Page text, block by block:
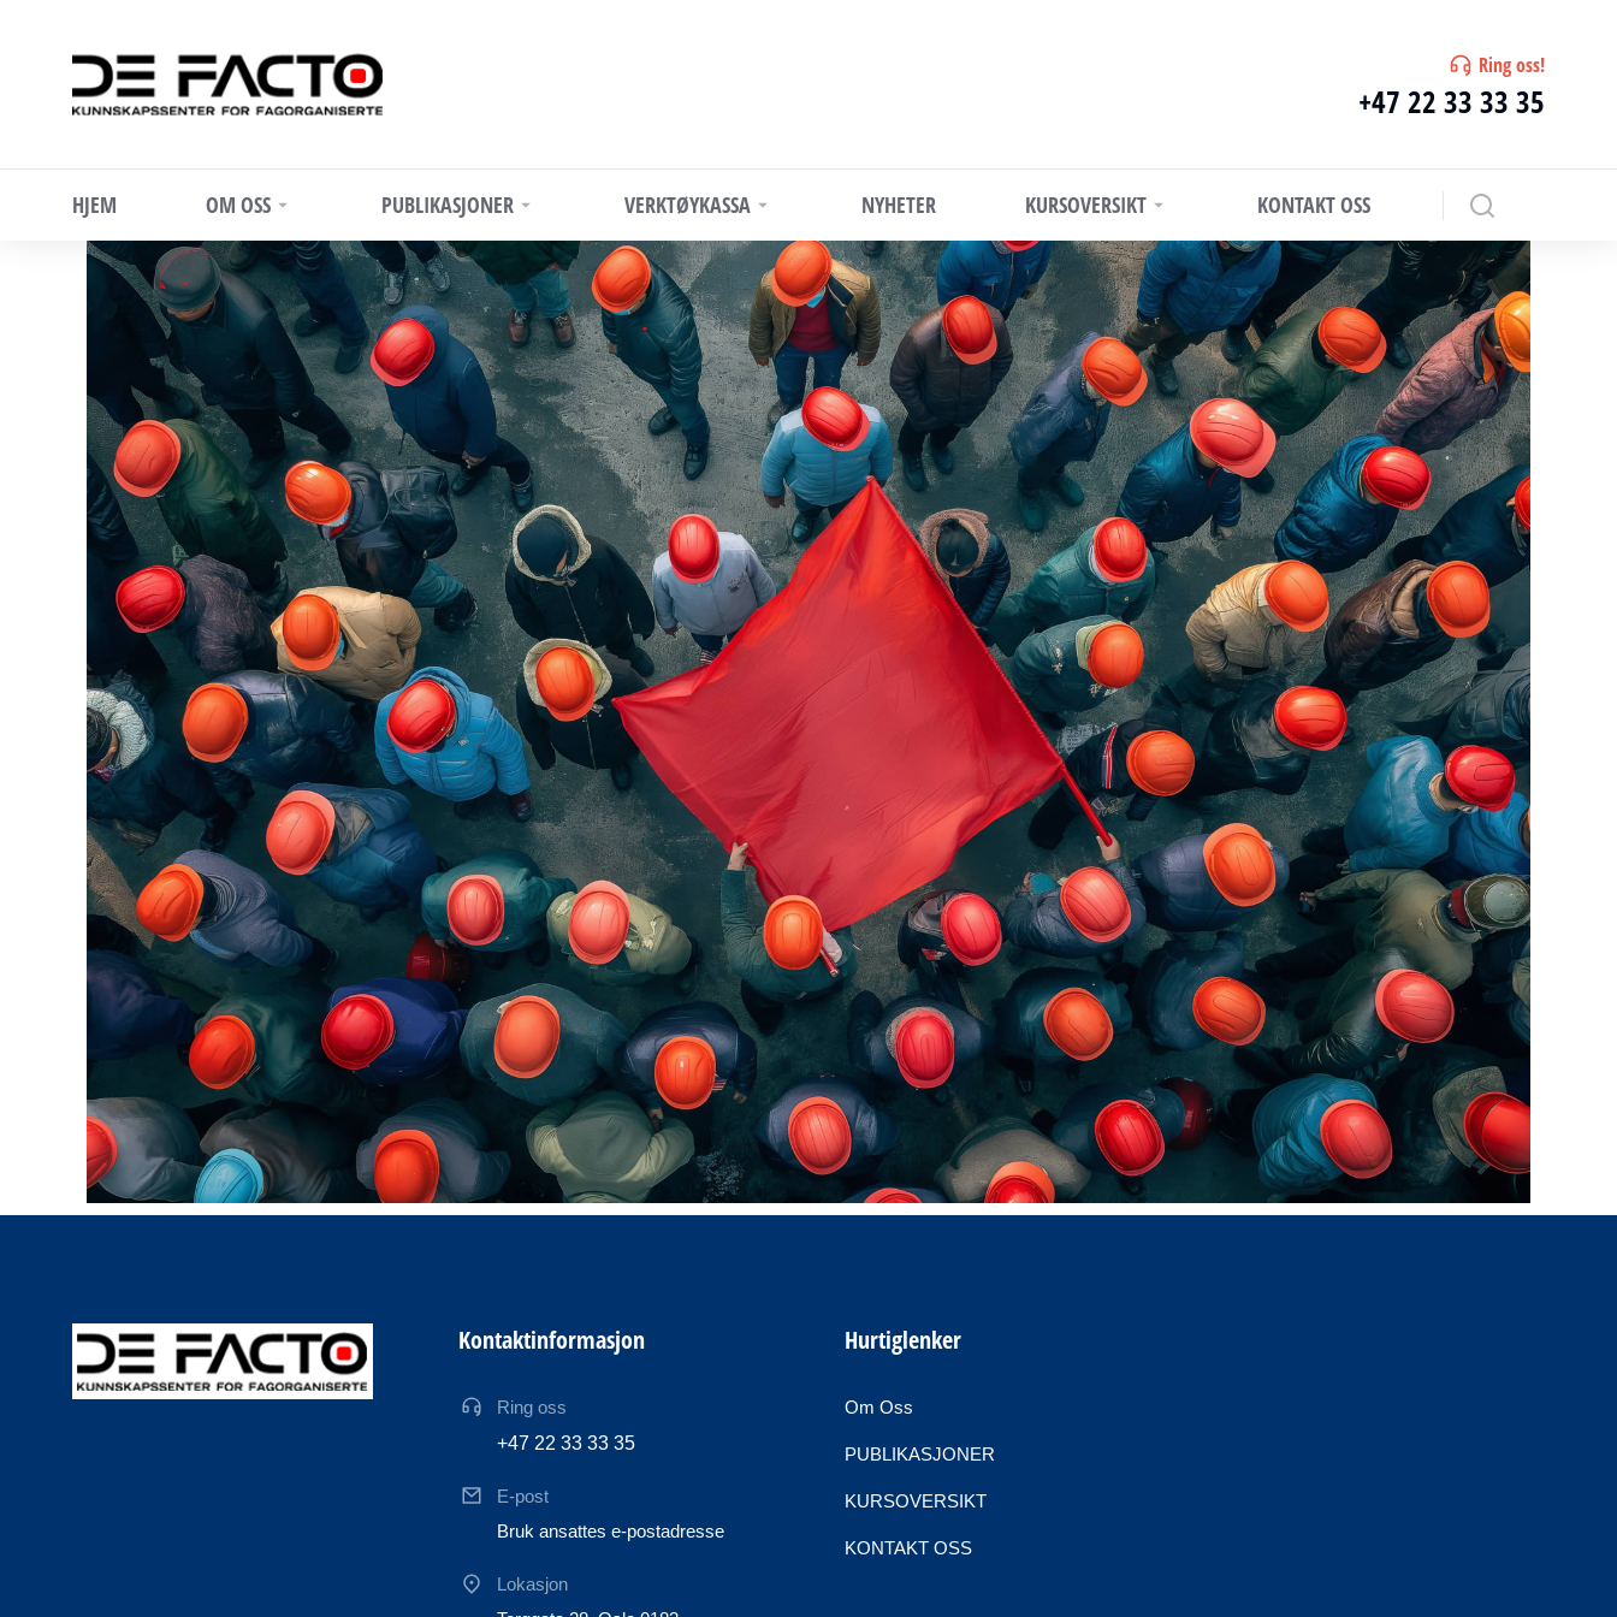
Ring oss!
+47 22 33 33 35
HJEM OM OSS PUBLIKASJONER VERKTØYKASSA NYHETER KURSOVERSIKT KONTAKT OSS
Kontaktinformasjon
Ring oss
+47 22 33 33 35
E-post
Bruk ansattes e-postadresse
Lokasjon
Hurtiglenker
Om Oss
PUBLIKASJONER
KURSOVERSIKT
KONTAKT OSS